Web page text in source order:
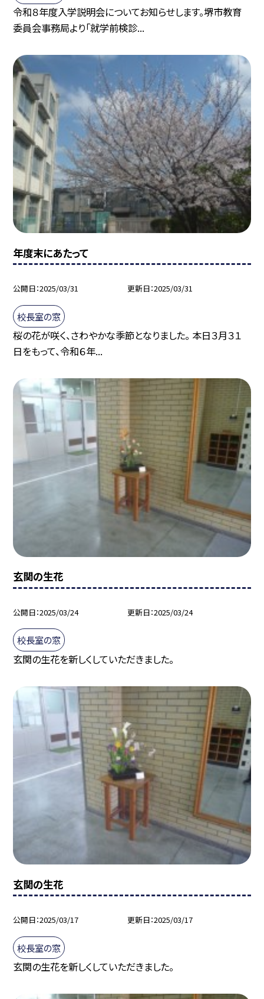
令和８年度入学説明会についてお知らせします。堺市教育
委員会事務局より「就学前検診...
年度末にあたって
公開日 2025/03/31 更新日 2025/03/31
校長室の窓
桜の花が咲く、さわやかな季節となりました。 本日３月３１
日をもって、令和６年...
玄関の生花
公開日 2025/03/24 更新日 2025/03/24
校長室の窓
玄関の生花を新しくしていただきました。
玄関の生花
公開日 2025/03/17 更新日 2025/03/17
校長室の窓
玄関の生花を新しくしていただきました。